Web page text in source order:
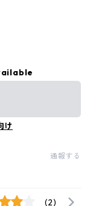
け
通報する
(2)